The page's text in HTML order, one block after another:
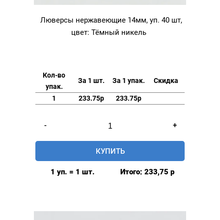
Люверсы нержавеющие 14мм, уп. 40 шт,
цвет: Тёмный никель
Кол-во
упак.
За 1 шт. За 1 упак. Скидка
1 233.75р 233.75р
-
Люверсы
нержавеющие
+
КУПИТЬ
1 уп. = 1 шт. Итого: 233,75 р